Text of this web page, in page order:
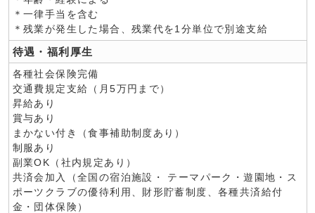
＊一律手当を含む
＊残業が発生した場合、残業代を1分単位で別途支給
待遇・福利厚生
各種社会保険完備
交通費規定支給（月5万円まで）
昇給あり
賞与あり
まかない付き（食事補助制度あり）
制服あり
副業OK（社内規定あり）
共済会加入（全国の宿泊施設・ テーマパーク・遊園地・ス
ポーツクラブの優待利用、財形貯蓄制度、各種共済給付
金・団体保険）